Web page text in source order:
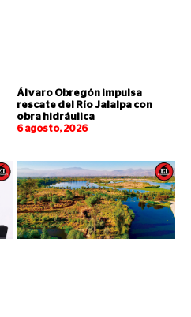
Álvaro Obregón impulsa
rescate del Río Jalalpa con
obra hidráulica
6 agosto, 2026